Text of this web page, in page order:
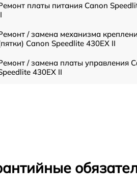
платы питания Canon
/ замена механизма
Canon Speedlite 430EX II
/ замена платы управления
430EX II